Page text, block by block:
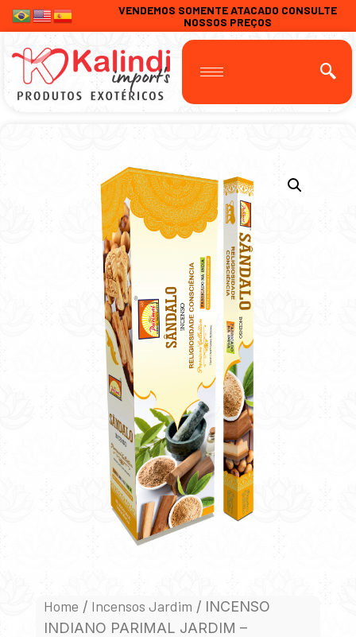
VENDEMOS SOMENTE ATACADO CONSULTE
NOSSOS PREÇOS
Home / Incensos Jardim / INCENSO
INDIANO PARIMAL JARDIM –